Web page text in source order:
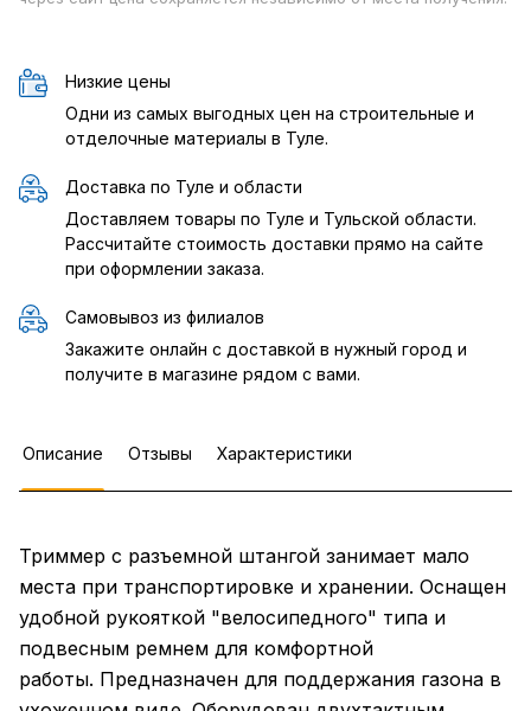
Низкие цены
Одни из самых выгодных цен на строительные и
отделочные материалы в Туле.
Доставка по Туле и области
Доставляем товары по Туле и Тульской области.
Рассчитайте стоимость доставки прямо на сайте
при оформлении заказа.
Самовывоз из филиалов
Закажите онлайн с доставкой в нужный город и
получите в магазине рядом с вами.
Описание Отзывы Характеристики
Триммер с разъемной штангой занимает мало
места при транспортировке и хранении. Оснащен
удобной рукояткой "велосипедного" типа и
подвесным ремнем для комфортной
работы. Предназначен для поддержания газона в